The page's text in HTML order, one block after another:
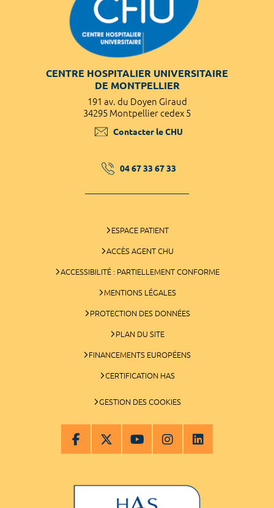
CENTRE HOSPITALIER UNIVERSITAIRE
DE MONTPELLIER
191 av. du Doyen Giraud
34295 Montpellier cedex 5
Contacter le CHU
04 67 33 67 33
ESPACE PATIENT
ACCÈS AGENT CHU
ACCESSIBILITÉ : PARTIELLEMENT CONFORME
MENTIONS LÉGALES
PROTECTION DES DONNÉES
PLAN DU SITE
FINANCEMENTS EUROPÉENS
CERTIFICATION HAS
GESTION DES COOKIES